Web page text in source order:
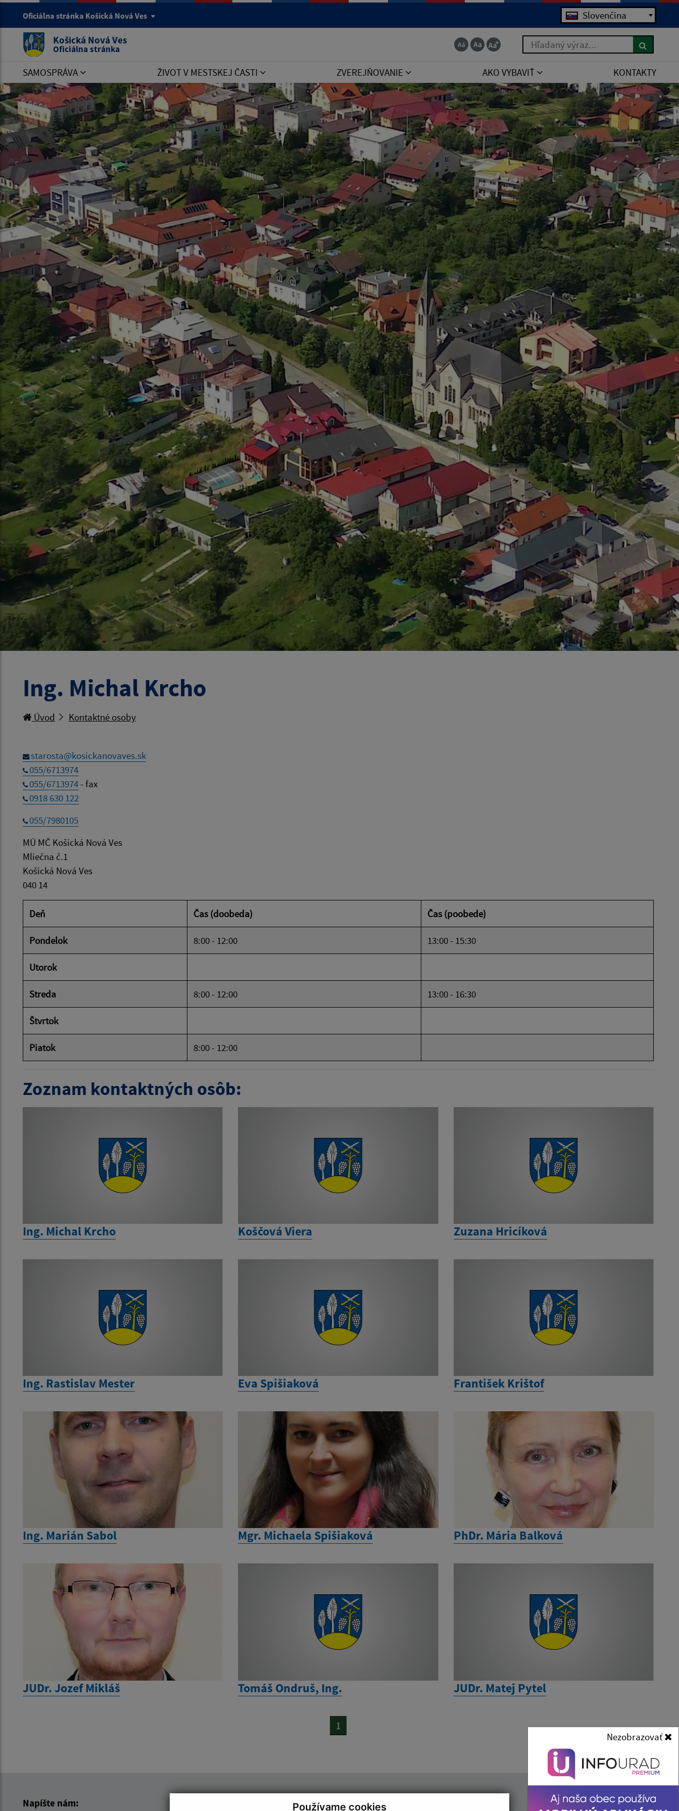
Používame cookies
Oficiálna stránka Košická Nová Ves Slovenčina
Košická Nová Ves
Oficiálna stránka
Hľadaný výraz...
SAMOSPRÁVA ŽIVOT V MESTSKEJ ČASTI ZVEREJŇOVANIE AKO VYBAVIŤ KONTAKTY
Ing. Michal Krcho
Úvod Kontaktné osoby
starosta@kosickanovaves.sk
055/6713974
055/6713974- fax
0918 630 122
055/7980105
MÚ MČ Košická Nová Ves
Mliečna č.1
Košická Nová Ves
040 14
Deň Čas (doobeda) Čas (poobede)
Pondelok 8:00 - 12:00 13:00 - 15:30
Utorok
Streda 8:00 - 12:00 13:00 - 16:30
Štvrtok
Piatok 8:00 - 12:00
Zoznam kontaktných osôb:
Ing. Michal Krcho Koščová Viera Zuzana Hricíková
Ing. Rastislav Mester Eva Spišiaková František Krištof
Ing. Marián Sabol Mgr. Michaela Spišiaková PhDr. Mária Balková
JUDr. Jozef Mikláš Tomáš Ondruš, Ing. JUDr. Matej Pytel
1
Napíšte nám: Úradné hodiny: Kontakt:
Nezobrazovať